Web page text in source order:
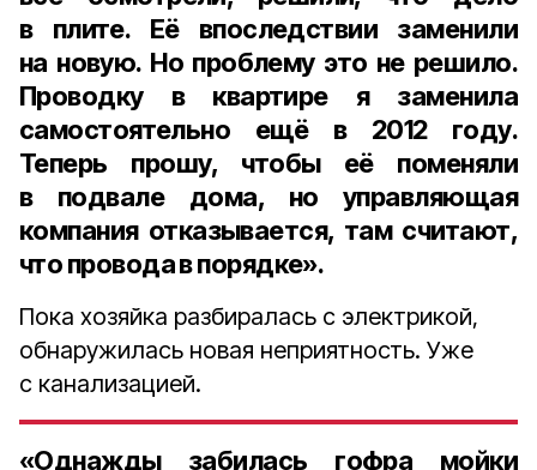
в плите. Её впоследствии заменили
на новую. Но проблему это не решило.
Проводку в квартире я заменила
самостоятельно ещё в 2012 году.
Теперь прошу, чтобы её поменяли
в подвале дома, но управляющая
компания отказывается, там считают,
что провода в порядке».
Пока хозяйка разбиралась с электрикой,
обнаружилась новая неприятность. Уже
с канализацией.
«Однажды забилась гофра мойки